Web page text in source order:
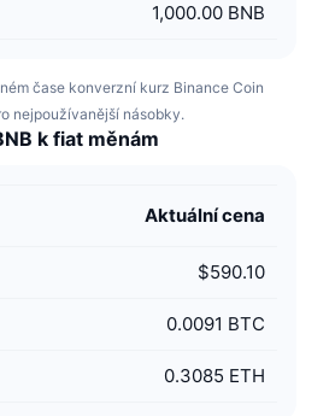
1,000.00 BNB
čase konverzní kurz Binance Coin
nejpoužívanější násobky.
k fiat měnám
Aktuální cena
$590.10
0.0091 BTC
0.3085 ETH